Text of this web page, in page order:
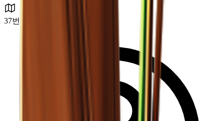
37번 실험 구역